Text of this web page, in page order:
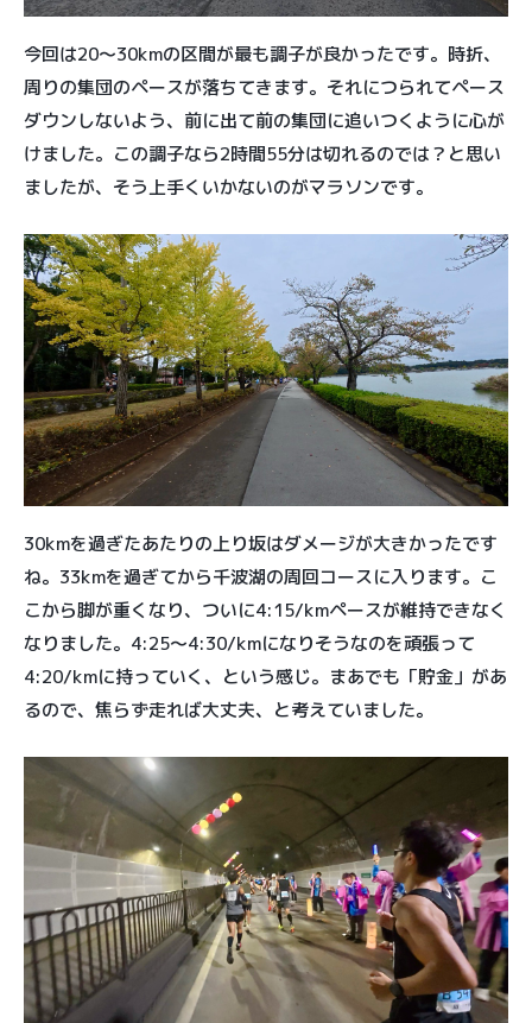
今回は20〜30kmの区間が最も調子が良かったです。時折、
周りの集団のペースが落ちてきます。それにつられてペース
ダウンしないよう、前に出て前の集団に追いつくように心が
けました。この調子なら2時間55分は切れるのでは？と思い
ましたが、そう上手くいかないのがマラソンです。
30kmを過ぎたあたりの上り坂はダメージが大きかったです
ね。33kmを過ぎてから千波湖の周回コースに入ります。こ
こから脚が重くなり、ついに4:15/kmペースが維持できなく
なりました。4:25〜4:30/kmになりそうなのを頑張って
4:20/kmに持っていく、という感じ。まあでも「貯金」があ
るので、焦らず走れば大丈夫、と考えていました。